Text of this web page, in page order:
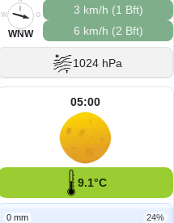
O
S
W
WNW
3 km/h (1 Bft)
6 km/h (2 Bft)
1024 hPa
05:00
9.1°C
0 mm 24%